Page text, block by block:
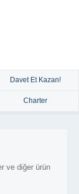
Davet Et Kazan!
Charter
ve diğer ürün